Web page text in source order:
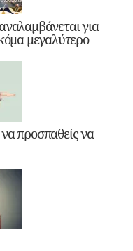
για
μεγαλύτερο
προσπαθείς να